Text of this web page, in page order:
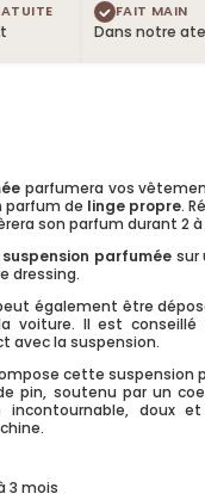
FAIT MAIN
Dans notre atelier
parfumera vos
parfum de linge propre.
son parfum durant 2 à
suspension parfuméesur
dressing.
également être
voiture. Il est
avec la suspension.
cette suspension
pin, soutenu par un
incontournable, doux
3 mois